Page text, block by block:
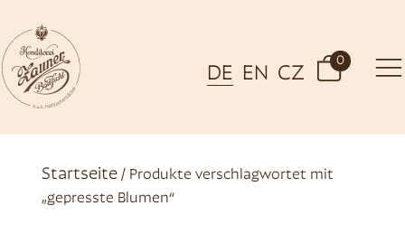
DE EN CZ
0
Startseite/ Produkte verschlagwortet mit
„gepresste Blumen“